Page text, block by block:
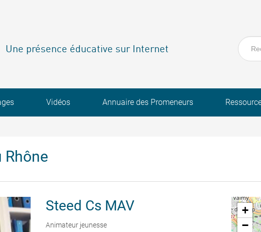
Une présence éducative sur Internet
Vidéos Annuaire des Promeneurs
Rhône
Steed Cs MAV
Animateur jeunesse
+
−